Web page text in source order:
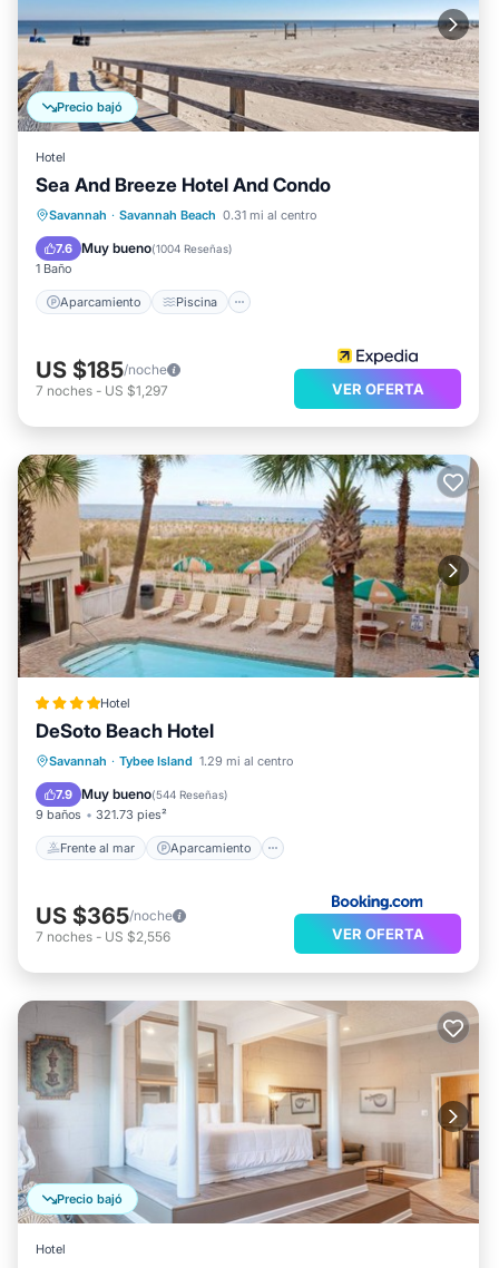
Precio bajó
Hotel
Sea And Breeze Hotel And Condo
Savannah · Savannah Beach 0.31 mi al centro
7.6 Muy bueno(1004 Reseñas)
1 Baño
Aparcamiento Piscina
Aparcamiento
Piscina
Balcón/Terraza
US $185/noche
7 noches - US $1,297 VER OFERTA
Hotel
DeSoto Beach Hotel
Savannah · Tybee Island 1.29 mi al centro
7.9 Muy bueno(544 Reseñas)
9 baños 321.73 pies²
Frente al mar Aparcamiento
Frente al mar Aparcamiento
Vista al mar
US $365/noche
7 noches - US $2,556 VER OFERTA
Precio bajó
Hotel